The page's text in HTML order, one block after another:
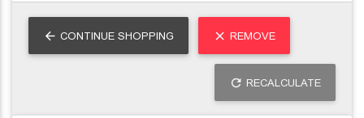
CONTINUE SHOPPING REMOVE
RECALCULATE